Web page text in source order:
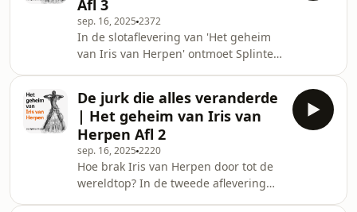
aan mode-icoon Iris van Herpen. In
deze bonusaflevering deelt zij nog
meer over haar creatieve proces,
inspiratiebronnen en haar werk voor
sterren als Beyoncé en Lady Gaga. ✨
Zelf de be
Afl 3
sep. 16, 2025 2372
In de slotaflevering van 'Het geheim
van Iris van Herpen' ontmoet Splinter
Amsterdamse IJ. In een openhartig
gesprek onthult Iris waar haar
inspiratie vandaan komt, hoe ze werkt
en hoe samenwerkingen met sterren
als Björk, Lady Gaga en Beyoncé tot
leven kwamen. Samen met curator
Charlotte Martens van Kunsthal
De jurk die alles veranderde
| Het geheim van Iris van
Herpen Afl 2
sep. 16, 2025 2220
Hoe brak Iris van Herpen door tot de
wereldtop? In de tweede aflevering